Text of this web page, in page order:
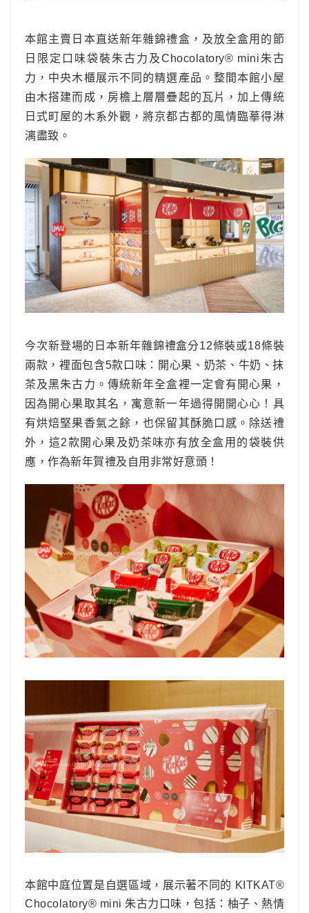
本館主賣日本直送新年雜錦禮盒，及放全盒用的節
日限定口味袋裝朱古力及Chocolatory® mini朱古
力，中央木櫃展示不同的精選產品。整間本館小屋
由木搭建而成，房檐上層層疊起的瓦片，加上傳統
日式町屋的木系外觀，將京都古都的風情臨摹得淋
漓盡致。
今次新登場的日本新年雜錦禮盒分12條裝或18條裝
兩款，裡面包含5款口味：開心果、奶茶、牛奶、抹
茶及黑朱古力。傳統新年全盒裡一定會有開心果，
因為開心果取其名，寓意新一年過得開開心心！具
有烘焙堅果香氣之餘，也保留其酥脆口感。除送禮
外，這2款開心果及奶茶味亦有放全盒用的袋裝供
應，作為新年賀禮及自用非常好意頭！
本館中庭位置是自選區域，展示著不同的 KITKAT®
Chocolatory® mini 朱古力口味，包括：柚子、熱情